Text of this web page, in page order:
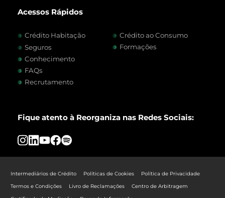
Acessos Rápidos
Crédito Habitação
Crédito ao Consumo
Seguros
Formações
Conhecimento
FAQs
Recrutamento
Fique atento à Reorganiza nas Redes Sociais:
Intermediários de Crédito Políticas de Cookies
Política de Privacidade
Termos e Condições
Livro de Reclamações
Centro de Arbitragem